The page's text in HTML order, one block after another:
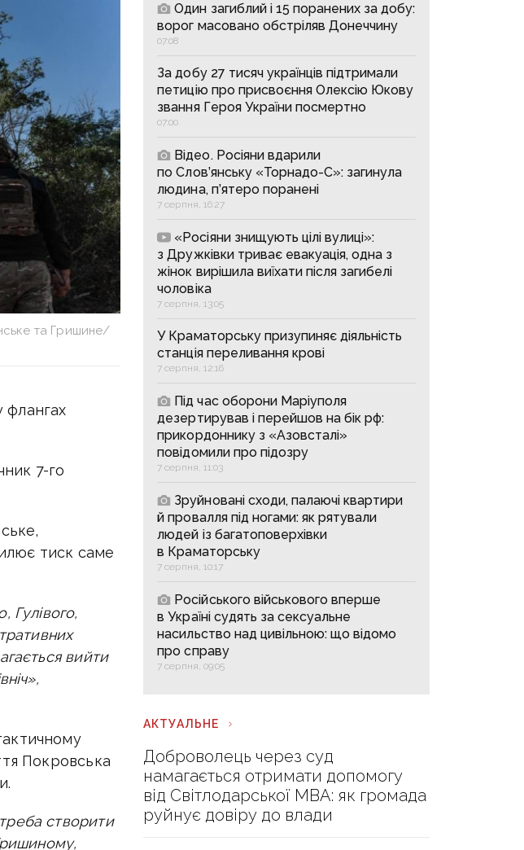
та Гришине/
флангах
7-го
тиск саме
Гулівого,
вийти
Покровська
створити
Один загиблий і 15 поранених за добу:
ворог масовано обстріляв Донеччину
07:08
За добу 27 тисяч українців підтримали
петицію про присвоєння Олексію Юкову
звання Героя України посмертно
07:00
Відео. Росіяни вдарили
по Слов’янську «Торнадо-С»: загинула
людина, п’ятеро поранені
7 серпня, 16:27
«Росіяни знищують цілі вулиці»:
з Дружківки триває евакуація, одна з
жінок вирішила виїхати після загибелі
чоловіка
7 серпня, 13:05
У Краматорську призупиняє діяльність
станція переливання крові
7 серпня, 12:16
Під час оборони Маріуполя
дезертирував і перейшов на бік рф:
прикордоннику з «Азовсталі»
повідомили про підозру
7 серпня, 11:03
Зруйновані сходи, палаючі квартири
й провалля під ногами: як рятували
людей із багатоповерхівки
в Краматорську
7 серпня, 10:17
Російського військового вперше
в Україні судять за сексуальне
насильство над цивільною: що відомо
про справу
7 серпня, 09:05
АКТУАЛЬНЕ
Доброволець через суд
намагається отримати допомогу
від Світлодарської МВА: як громада
руйнує довіру до влади